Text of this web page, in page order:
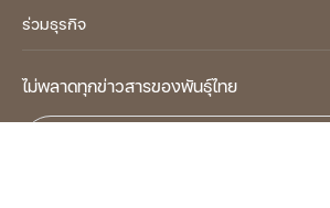
ร่วมธุรกิจ
ไม่พลาดทุกข่าวสารของพันธุ์ไทย